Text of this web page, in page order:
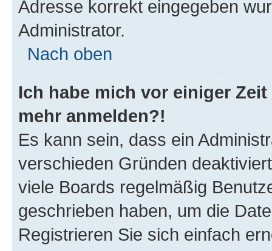
Adresse korrekt eingegeben
Administrator.
Nach oben
Ich habe mich vor einiger
mehr anmelden?!
Es kann sein, dass ein
verschieden Gründen
viele Boards regelmäßig
geschrieben haben, um die
Registrieren Sie sich einfach